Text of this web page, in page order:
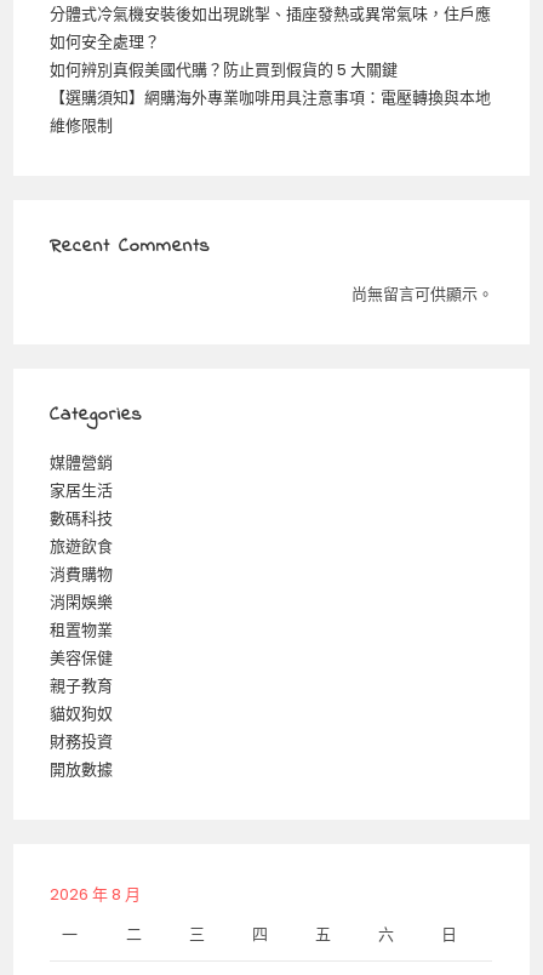
分體式冷氣機安裝後如出現跳掣、插座發熱或異常氣味，住戶應
如何安全處理？
如何辨別真假美國代購？防止買到假貨的 5 大關鍵
【選購須知】網購海外專業咖啡用具注意事項：電壓轉換與本地
維修限制
Recent Comments
尚無留言可供顯示。
Categories
媒體營銷
家居生活
數碼科技
旅遊飲食
消費購物
消閑娛樂
租置物業
美容保健
親子教育
貓奴狗奴
財務投資
開放數據
2026 年 8 月
一
二 三 四 五 六 日